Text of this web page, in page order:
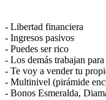
- Libertad financiera
- Ingresos pasivos
- Puedes ser rico
- Los demás trabajan
- Te voy a vender tu
- Multinivel (pirámide
- Bonos Esmeralda,